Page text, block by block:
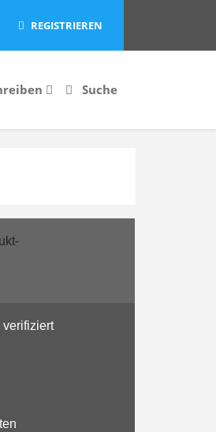
REGISTRIEREN
Suche
verifiziert